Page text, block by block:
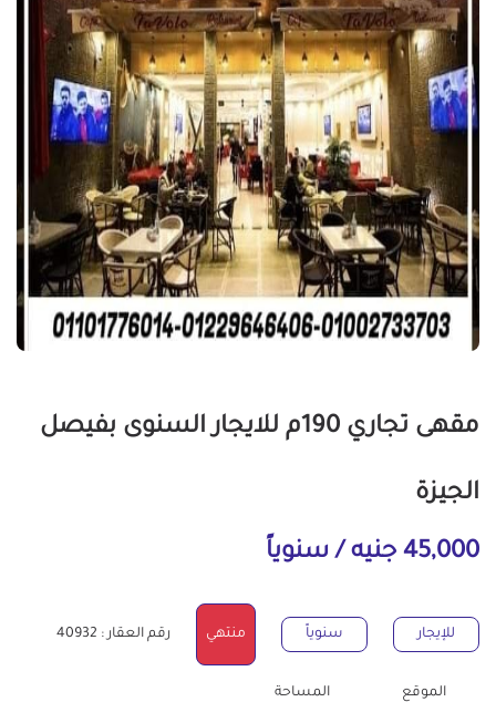
مقهى تجاري 190م للايجار السنوى بفيصل
الجيزة
45,000 جنيه / سنوياً
للإيجار سنوياً منتهي رقم العقار : 40932
الموقع
المساحة